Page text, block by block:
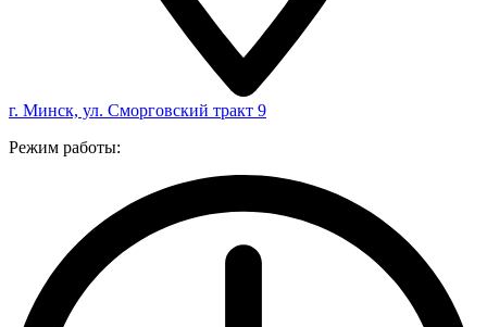
г. Минск, ул. Сморговский тракт 9
Режим работы: